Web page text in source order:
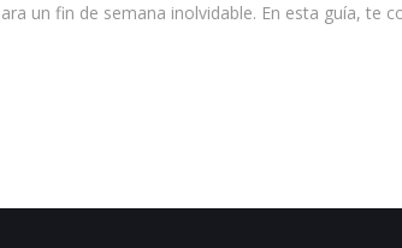
un fin de semana inolvidable. En esta guía, te